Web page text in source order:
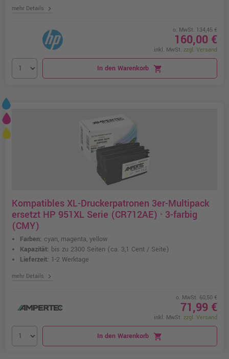
mehr Details chevron_right
o. MwSt. 134,45 €
160,00 €
inkl. MwSt. zzgl. Versand
In den Warenkorb shopping_cart
Kompatibles XL-Druckerpatronen 3er-Multipack
ersetzt HP 951XL Serie (CR712AE) · 3-farbig
(CMY)
Farben: cyan, magenta, yellow
Kapazität: bis zu 2300 Seiten (ca. 3,1 Cent / Seite)
Lieferzeit: 1-2 Werktage
mehr Details chevron_right
o. MwSt. 60,50 €
71,99 €
inkl. MwSt. zzgl. Versand
In den Warenkorb shopping_cart